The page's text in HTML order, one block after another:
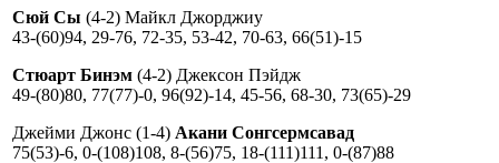
Сюй Сы (4-2) Майкл Джорджиу
43-(60)94, 29-76, 72-35, 53-42, 70-63, 66(51)-15
Стюарт Бинэм (4-2) Джексон Пэйдж
49-(80)80, 77(77)-0, 96(92)-14, 45-56, 68-30, 73(65)-29
Джейми Джонс (1-4) Акани Сонгсермсавад
75(53)-6, 0-(108)108, 8-(56)75, 18-(111)111, 0-(87)88